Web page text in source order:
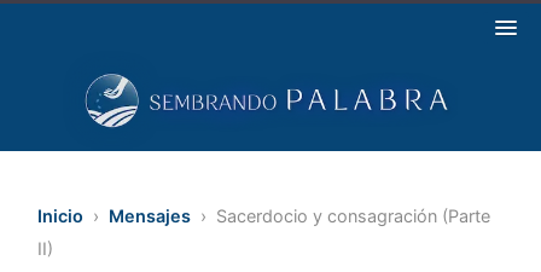
Inicio › Mensajes › Sacerdocio y consagración (Parte
II)